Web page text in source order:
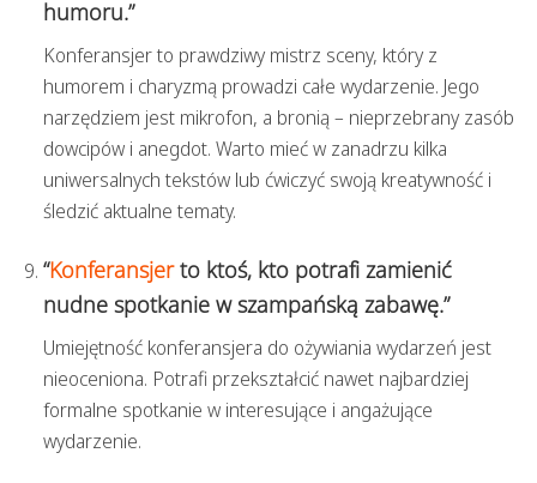
humoru.”
Konferansjer to prawdziwy mistrz sceny, który z
humorem i charyzmą prowadzi całe wydarzenie. Jego
narzędziem jest mikrofon, a bronią – nieprzebrany zasób
dowcipów i anegdot. Warto mieć w zanadrzu kilka
uniwersalnych tekstów lub ćwiczyć swoją kreatywność i
śledzić aktualne tematy.
“Konferansjerto ktoś, kto potrafi zamienić
nudne spotkanie w szampańską zabawę.”
Umiejętność konferansjera do ożywiania wydarzeń jest
nieoceniona. Potrafi przekształcić nawet najbardziej
formalne spotkanie w interesujące i angażujące
wydarzenie.